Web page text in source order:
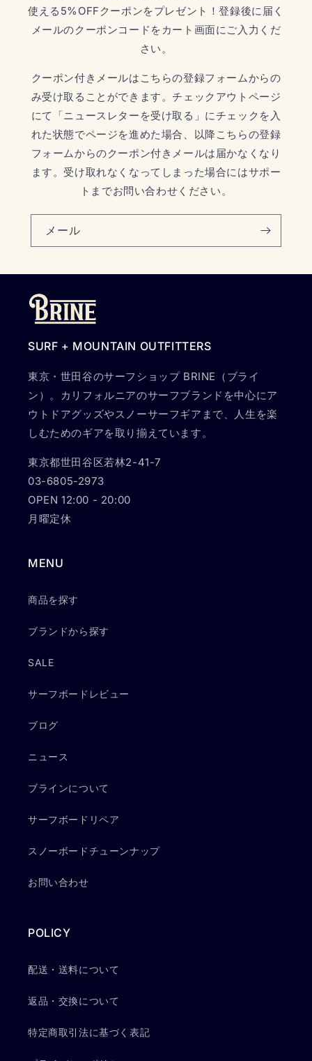
使える5%OFFクーポンをプレゼント！登録後に届く
メールのクーポンコードをカート画面にご入力くだ
さい。
クーポン付きメールはこちらの登録フォームからの
み受け取ることができます。チェックアウトページ
にて「ニュースレターを受け取る」にチェックを入
れた状態でページを進めた場合、以降こちらの登録
フォームからのクーポン付きメールは届かなくなり
ます。受け取れなくなってしまった場合にはサポー
トまでお問い合わせください。
メール
SURF + MOUNTAIN OUTFITTERS
東京・世田谷のサーフショップ BRINE（ブライ
ン）。カリフォルニアのサーフブランドを中心にア
ウトドアグッズやスノーサーフギアまで、人生を楽
しむためのギアを取り揃えています。
東京都世田谷区若林2-41-7
03-6805-2973
OPEN 12:00 - 20:00
月曜定休
MENU
商品を探す
ブランドから探す
SALE
サーフボードレビュー
ブログ
ニュース
ブラインについて
サーフボードリペア
スノーボードチューンナップ
お問い合わせ
POLICY
配送・送料について
返品・交換について
特定商取引法に基づく表記